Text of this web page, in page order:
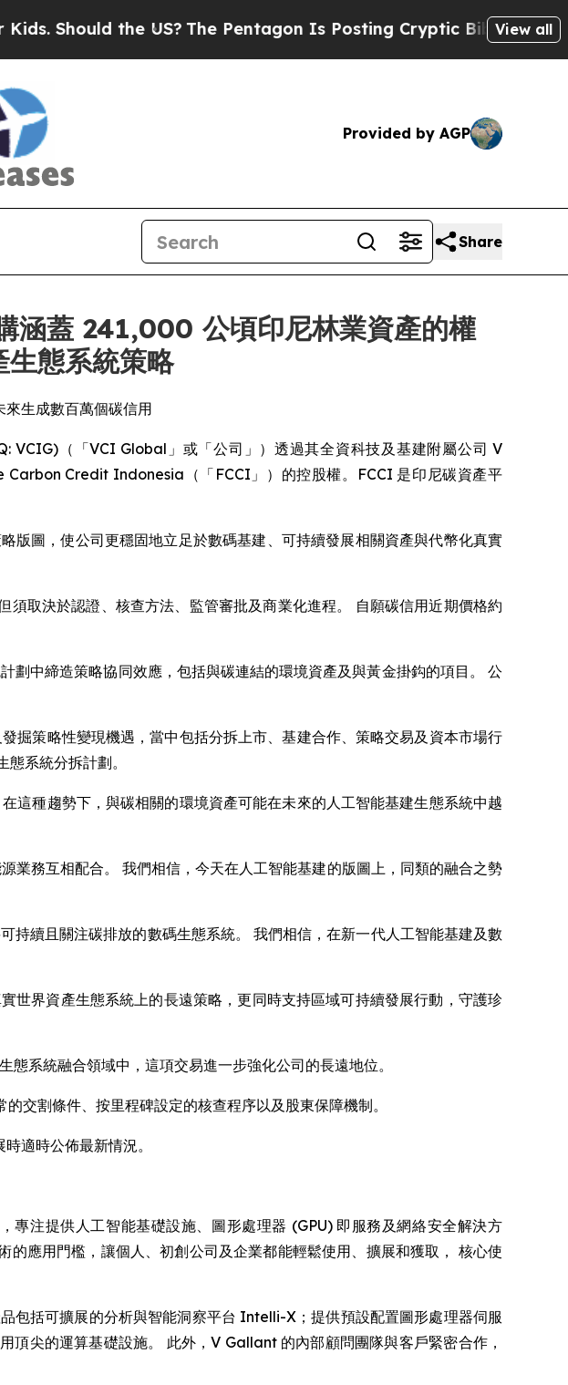
the US?The Pentagon Is Posting Cryptic Biblical Messages on
View all
Provided by AGP
Share
蓋 241,000 公頃印尼林業資產的權
態系統策略
生成數百萬個碳信用
（「VCI Global」或「公司」）透過其全資科技及基建附屬公司 V
Credit Indonesia（「FCCI」）的控股權。FCCI 是印尼碳資產平
圖，使公司更穩固地立足於數碼基建、可持續發展相關資產與代幣化真實
取決於認證、核查方法、監管審批及商業化進程。 自願碳信用近期價格約
中締造策略協同效應，包括與碳連結的環境資產及與黃金掛鈎的項目。 公
掘策略性變現機遇，當中包括分拆上市、基建合作、策略交易及資本市場行
系統分拆計劃。
種趨勢下，與碳相關的環境資產可能在未來的人工智能基建生態系統中越
業務互相配合。 我們相信，今天在人工智能基建的版圖上，同類的融合之勢
續且關注碳排放的數碼生態系統。 我們相信，在新一代人工智能基建及數
世界資產生態系統上的長遠策略，更同時支持區域可持續發展行動，守護珍
系統融合領域中，這項交易進一步強化公司的長遠地位。
交割條件、按里程碑設定的核查程序以及股東保障機制。
適時公佈最新情況。
注提供人工智能基礎設施、圖形處理器 (GPU) 即服務及網絡安全解決方
應用門檻，讓個人、初創公司及企業都能輕鬆使用、擴展和獲取， 核心使
包括可擴展的分析與智能洞察平台 Intelli-X；提供預設配置圖形處理器伺服
尖的運算基礎設施。 此外，V Gallant 的內部顧問團隊與客戶緊密合作，